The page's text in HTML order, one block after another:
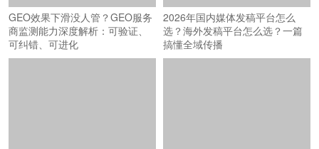
GEO效果下滑没人管？GEO服务
商监测能力深度解析：可验证、
可纠错、可进化
2026年国内媒体发稿平台怎么
选？海外发稿平台怎么选？一篇
搞懂全域传播